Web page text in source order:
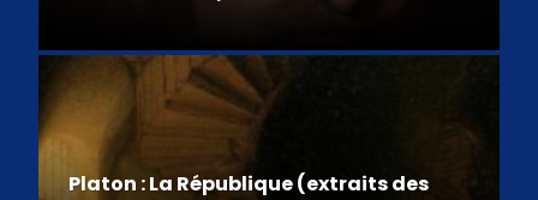
Platon : La République (extraits des